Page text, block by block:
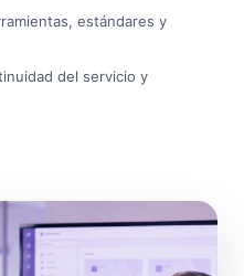
estándares y
del servicio y